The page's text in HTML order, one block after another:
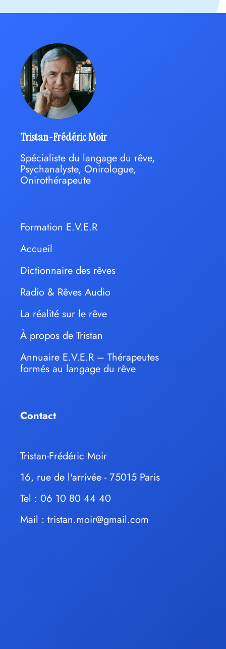
Tristan-Frédéric Moir
Spécialiste du langage du rêve,
Psychanalyste, Onirologue,
Onirothérapeute
Formation E.V.E.R
Accueil
Dictionnaire des rêves
Radio & Rêves Audio
La réalité sur le rêve
À propos de Tristan
Annuaire E.V.E.R – Thérapeutes
formés au langage du rêve
Contact
Tristan-Frédéric Moir
16, rue de l'arrivée - 75015 Paris
Tel : 06 10 80 44 40
Mail : tristan.moir@gmail.com